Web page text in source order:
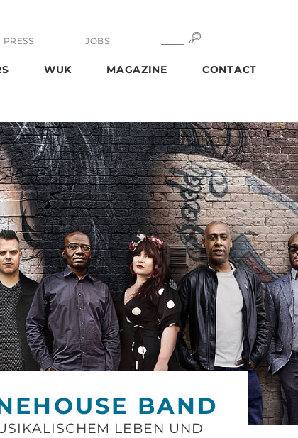
PRESS JOBS SEARCH
WUK MAGAZINE CONTACT
BAND
LEBEN UND